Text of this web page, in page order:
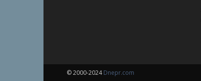
© 2000-2024Dnepr.com